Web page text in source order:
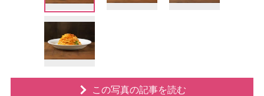
この写真の記事を読む